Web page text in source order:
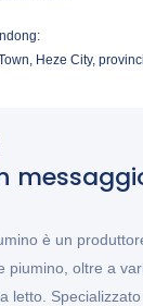
Heze City,
è un
piumino, oltre a
letto.